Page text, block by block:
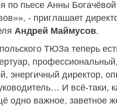
по пьесе Анны
- приглашает
Андрей Маймусов.
ТЮЗа теперь
энергичный директор,
И всё-таки,
одно важное, заветное